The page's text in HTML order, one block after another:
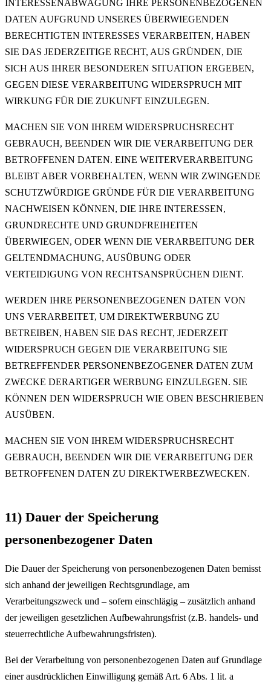
INTERESSENABWÄGUNG IHRE PERSONENBEZOGENEN
DATEN AUFGRUND UNSERES ÜBERWIEGENDEN
BERECHTIGTEN INTERESSES VERARBEITEN, HABEN
SIE DAS JEDERZEITIGE RECHT, AUS GRÜNDEN, DIE
SICH AUS IHRER BESONDEREN SITUATION ERGEBEN,
GEGEN DIESE VERARBEITUNG WIDERSPRUCH MIT
WIRKUNG FÜR DIE ZUKUNFT EINZULEGEN.
MACHEN SIE VON IHREM WIDERSPRUCHSRECHT
GEBRAUCH, BEENDEN WIR DIE VERARBEITUNG DER
BETROFFENEN DATEN. EINE WEITERVERARBEITUNG
BLEIBT ABER VORBEHALTEN, WENN WIR ZWINGENDE
SCHUTZWÜRDIGE GRÜNDE FÜR DIE VERARBEITUNG
NACHWEISEN KÖNNEN, DIE IHRE INTERESSEN,
GRUNDRECHTE UND GRUNDFREIHEITEN
ÜBERWIEGEN, ODER WENN DIE VERARBEITUNG DER
GELTENDMACHUNG, AUSÜBUNG ODER
VERTEIDIGUNG VON RECHTSANSPRÜCHEN DIENT.
WERDEN IHRE PERSONENBEZOGENEN DATEN VON
UNS VERARBEITET, UM DIREKTWERBUNG ZU
BETREIBEN, HABEN SIE DAS RECHT, JEDERZEIT
WIDERSPRUCH GEGEN DIE VERARBEITUNG SIE
BETREFFENDER PERSONENBEZOGENER DATEN ZUM
ZWECKE DERARTIGER WERBUNG EINZULEGEN. SIE
KÖNNEN DEN WIDERSPRUCH WIE OBEN BESCHRIEBEN
AUSÜBEN.
MACHEN SIE VON IHREM WIDERSPRUCHSRECHT
GEBRAUCH, BEENDEN WIR DIE VERARBEITUNG DER
BETROFFENEN DATEN ZU DIREKTWERBEZWECKEN.
11) Dauer der Speicherung
personenbezogener Daten
Die Dauer der Speicherung von personenbezogenen Daten bemisst
sich anhand der jeweiligen Rechtsgrundlage, am
Verarbeitungszweck und – sofern einschlägig – zusätzlich anhand
der jeweiligen gesetzlichen Aufbewahrungsfrist (z.B. handels- und
steuerrechtliche Aufbewahrungsfristen).
Bei der Verarbeitung von personenbezogenen Daten auf Grundlage
einer ausdrücklichen Einwilligung gemäß Art. 6 Abs. 1 lit. a